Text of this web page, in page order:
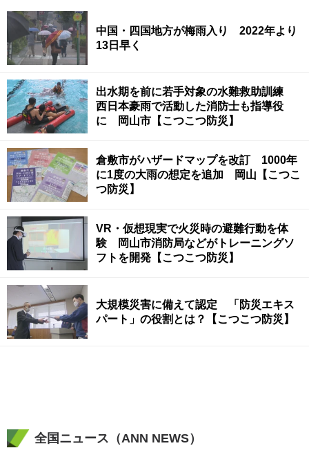
中国・四国地方が梅雨入り 2022年より
13日早く
出水期を前に若手対象の水難救助訓練
西日本豪雨で活動した消防士も指導役
に 岡山市【こつこつ防災】
倉敷市がハザードマップを改訂 1000年
に1度の大雨の想定を追加 岡山【こつこ
つ防災】
VR・仮想現実で火災時の避難行動を体
験 岡山市消防局などがトレーニングソ
フトを開発【こつこつ防災】
大規模災害に備えて認定 「防災エキス
パート」の役割とは？【こつこつ防災】
全国ニュース（ANN NEWS）